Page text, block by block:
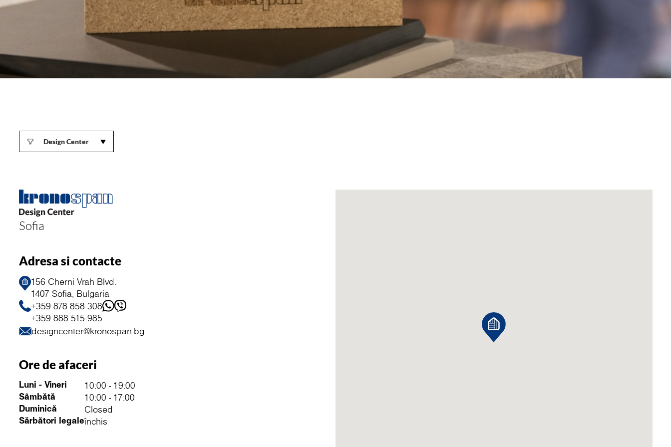
Design Center
Sofia
Adresa si contacte
156 Cherni Vrah Blvd.
1407 Sofia, Bulgaria
+359 878 858 308
+359 888 515 985
designcenter@kronospan.bg
Ore de afaceri
Luni - Vineri
Sâmbătă
Duminică
Sărbători legale
10:00 - 19:00
10:00 - 17:00
Closed
închis